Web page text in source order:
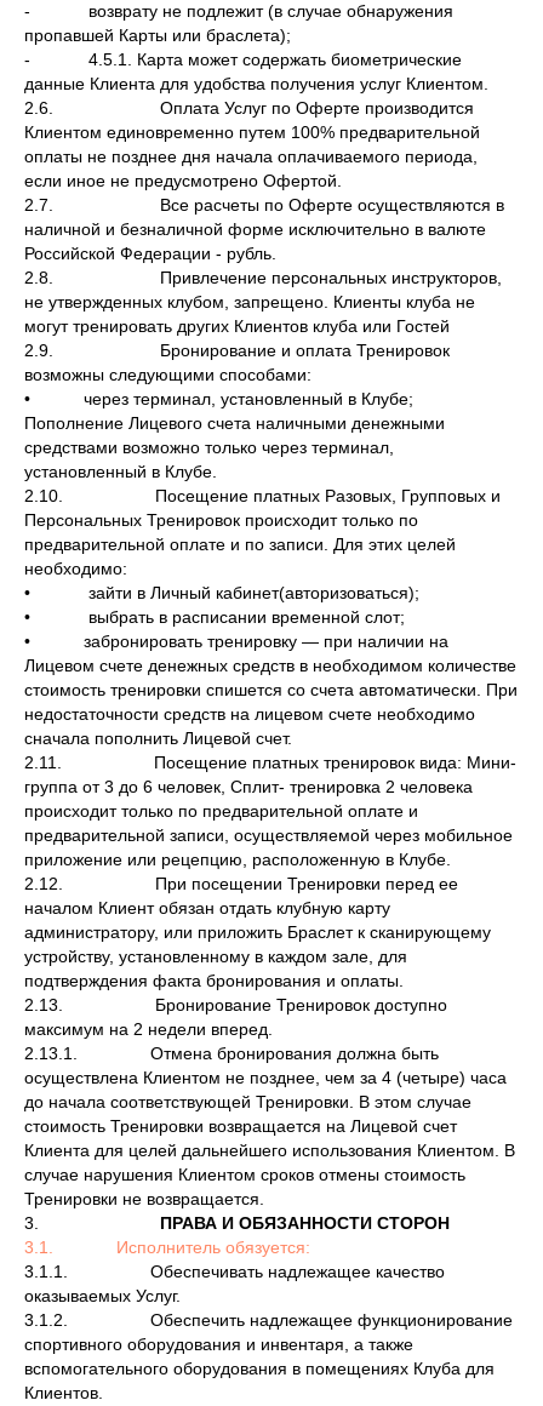
- возврату не подлежит (в случае обнаружения
пропавшей Карты или браслета);
- 4.5.1. Карта может содержать биометрические
данные Клиента для удобства получения услуг Клиентом.
2.6. Оплата Услуг по Оферте производится
Клиентом единовременно путем 100% предварительной
оплаты не позднее дня начала оплачиваемого периода,
если иное не предусмотрено Офертой.
2.7. Все расчеты по Оферте осуществляются в
наличной и безналичной форме исключительно в валюте
Российской Федерации - рубль.
2.8. Привлечение персональных инструкторов,
не утвержденных клубом, запрещено. Клиенты клуба не
могут тренировать других Клиентов клуба или Гостей
2.9. Бронирование и оплата Тренировок
возможны следующими способами:
• через терминал, установленный в Клубе;
Пополнение Лицевого счета наличными денежными
средствами возможно только через терминал,
установленный в Клубе.
2.10. Посещение платных Разовых, Групповых и
Персональных Тренировок происходит только по
предварительной оплате и по записи. Для этих целей
необходимо:
• зайти в Личный кабинет(авторизоваться);
• выбрать в расписании временной слот;
• забронировать тренировку — при наличии на
Лицевом счете денежных средств в необходимом количестве
стоимость тренировки спишется со счета автоматически. При
недостаточности средств на лицевом счете необходимо
сначала пополнить Лицевой счет.
2.11. Посещение платных тренировок вида: Мини-
группа от 3 до 6 человек, Сплит- тренировка 2 человека
происходит только по предварительной оплате и
предварительной записи, осуществляемой через мобильное
приложение или рецепцию, расположенную в Клубе.
2.12. При посещении Тренировки перед ее
началом Клиент обязан отдать клубную карту
администратору, или приложить Браслет к сканирующему
устройству, установленному в каждом зале, для
подтверждения факта бронирования и оплаты.
2.13. Бронирование Тренировок доступно
максимум на 2 недели вперед.
2.13.1. Отмена бронирования должна быть
осуществлена Клиентом не позднее, чем за 4 (четыре) часа
до начала соответствующей Тренировки. В этом случае
стоимость Тренировки возвращается на Лицевой счет
Клиента для целей дальнейшего использования Клиентом. В
случае нарушения Клиентом сроков отмены стоимость
Тренировки не возвращается.
3. ПРАВА И ОБЯЗАННОСТИ СТОРОН
3.1. Исполнитель обязуется:
3.1.1. Обеспечивать надлежащее качество
оказываемых Услуг.
3.1.2. Обеспечить надлежащее функционирование
спортивного оборудования и инвентаря, а также
вспомогательного оборудования в помещениях Клуба для
Клиентов.